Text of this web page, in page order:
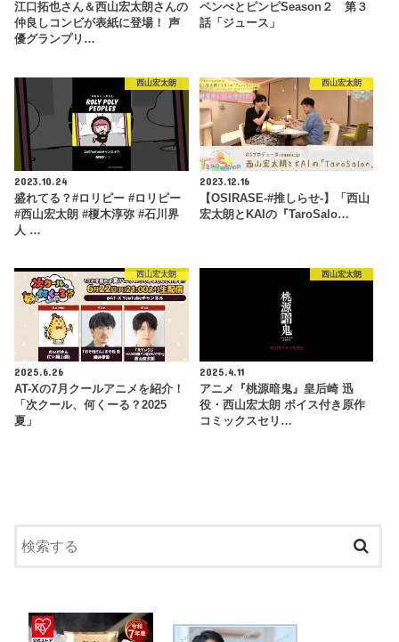
江口拓也さん＆西山宏太朗さんの
仲良しコンビが表紙に登場！ 声
優グランプリ…
ペンぺとピンピSeason２ 第３
話「ジュース」
西山宏太朗
2023.10.24
盛れてる？#ロリピー #ロリピー
#西山宏太朗 #榎木淳弥 #石川界
人 …
西山宏太朗
2023.12.16
【OSIRASE-#推しらせ-】「西山
宏太朗とKAIの『TaroSalo…
西山宏太朗
2025.6.26
AT-Xの7月クールアニメを紹介！
「次クール、何くーる？2025
夏」
西山宏太朗
2025.4.11
アニメ『桃源暗鬼』皇后崎 迅
役・西山宏太朗 ボイス付き原作
コミックスセリ…